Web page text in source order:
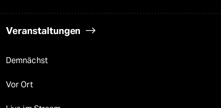
Veranstaltungen
Demnächst
Vor Ort